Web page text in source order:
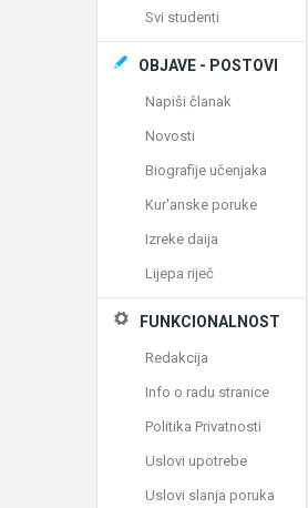
Svi studenti
OBJAVE - POSTOVI
Napiši članak
Novosti
Biografije učenjaka
Kur'anske poruke
Izreke daija
Lijepa riječ
FUNKCIONALNOST
Redakcija
Info o radu stranice
Politika Privatnosti
Uslovi upotrebe
Uslovi slanja poruka